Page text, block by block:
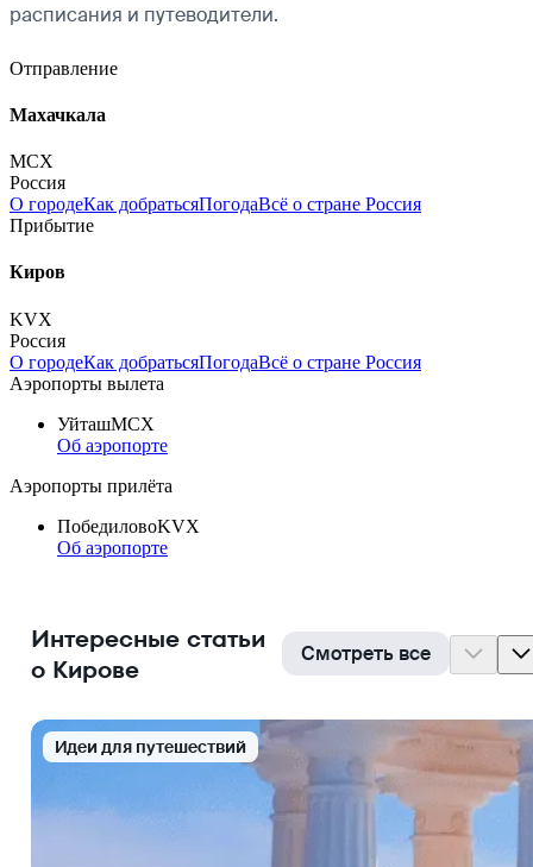
расписания и путеводители.
Отправление
Махачкала
MCX
Россия
О городеКак добратьсяПогодаВсё о стране Россия
Прибытие
Киров
KVX
Россия
О городеКак добратьсяПогодаВсё о стране Россия
Аэропорты вылета
УйташMCX
Об аэропорте
Аэропорты прилёта
ПобедиловоKVX
Об аэропорте
Интересные статьи
о Кирове
Смотреть все
Идеи для путешествий